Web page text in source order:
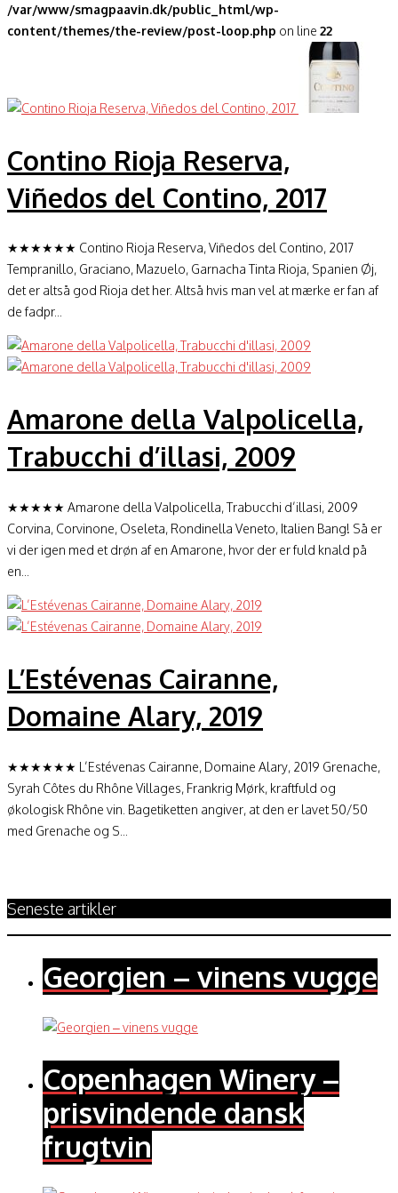
/var/www/smagpaavin.dk/public_html/wp-
content/themes/the-review/post-loop.php on line 22
Contino Rioja Reserva,
Viñedos del Contino, 2017
★★★★★★ Contino Rioja Reserva, Viñedos del Contino, 2017
Tempranillo, Graciano, Mazuelo, Garnacha Tinta Rioja, Spanien Øj,
det er altså god Rioja det her. Altså hvis man vel at mærke er fan af
de fadpr...
Amarone della Valpolicella,
Trabucchi d’illasi, 2009
★★★★★ Amarone della Valpolicella, Trabucchi d’illasi, 2009
Corvina, Corvinone, Oseleta, Rondinella Veneto, Italien Bang! Så er
vi der igen med et drøn af en Amarone, hvor der er fuld knald på
en...
L’Estévenas Cairanne,
Domaine Alary, 2019
★★★★★★ L’Estévenas Cairanne, Domaine Alary, 2019 Grenache,
Syrah Côtes du Rhône Villages, Frankrig Mørk, kraftfuld og
økologisk Rhône vin. Bagetiketten angiver, at den er lavet 50/50
med Grenache og S...
Seneste artikler
Georgien – vinens vugge
Copenhagen Winery –
prisvindende dansk
frugtvin